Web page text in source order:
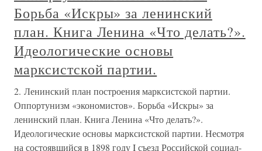
Борьба «Искры» за ленинский
план. Книга Ленина «Что делать?».
Идеологические основы
марксистской партии.
2. Ленинский план построения марксистской партии.
Оппортунизм «экономистов». Борьба «Искры» за
ленинский план. Книга Ленина «Что делать?».
Идеологические основы марксистской партии. Несмотря
на состоявшийся в 1898 году I съезд Российской социал-